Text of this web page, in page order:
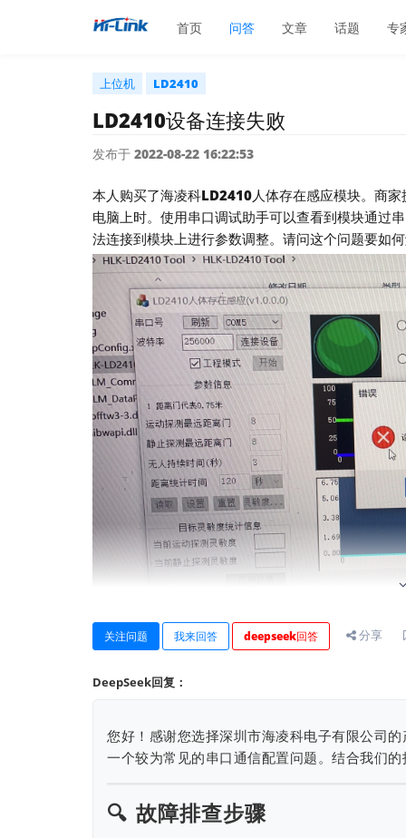
首页 问答 文章 话题 专
上位机 LD2410
LD2410设备连接失败
发布于 2022-08-22 16:22:53
本人购买了海凌科LD2410人体存在感应模块。商
电脑上时。使用串口调试助手可以查看到模块通过
法连接到模块上进行参数调整。请问这个问题要如
关注问题 我来回答 deepseek回答 分享
DeepSeek回复：
您好！感谢您选择深圳市海凌科电子有限公司
一个较为常见的串口通信配置问题。结合我们
🔍 故障排查步骤